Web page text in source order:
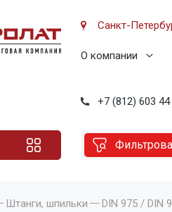
Санкт-
О компании
+7 (812) 603 44
Штанги, шпильки DIN 975 / DIN